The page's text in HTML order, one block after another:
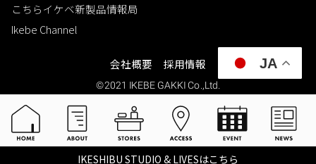
IKESHIBU STUDIO & LIVESはこちら
こちらイケベ新製品情報局
Ikebe Channel
会社概要 採用情報
©2021 IKEBE GAKKI Co.,Ltd.
JA